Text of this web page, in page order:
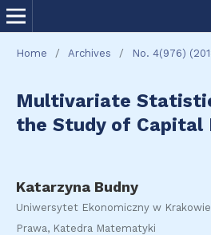
Home / Archives / No. 4(976)
Multivariate
the Study of Capital
Katarzyna Budny
Uniwersytet Ekonomiczny w
Prawa, Katedra Matematyki